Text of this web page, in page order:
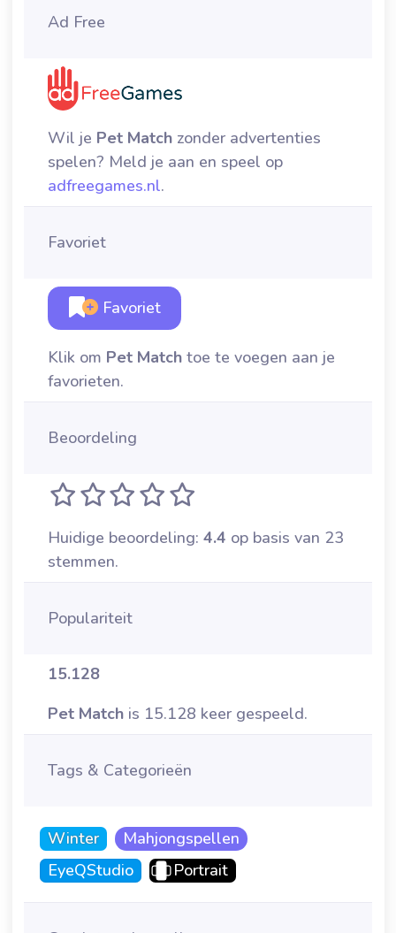
Ad Free
Wil je Pet Match zonder advertenties
spelen? Meld je aan en speel op
adfreegames.nl.
Favoriet
Favoriet
Klik om Pet Match toe te voegen aan je
favorieten.
Beoordeling
Huidige beoordeling: 4.4 op basis van 23
stemmen.
Populariteit
15.128
Pet Match is 15.128 keer gespeeld.
Tags & Categorieën
Winter
Mahjongspellen
EyeQStudio
Portrait